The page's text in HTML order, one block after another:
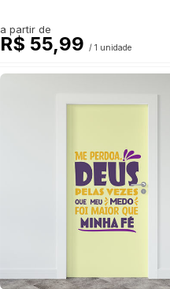
a partir de
R$ 55,99 / 1 unidade